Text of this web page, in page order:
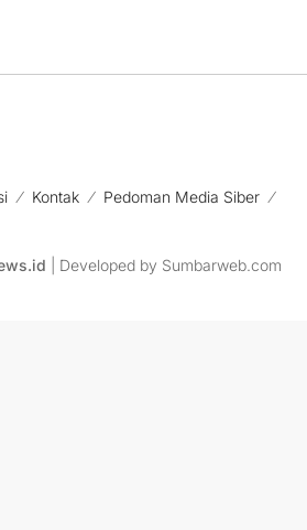
Kontak
Pedoman Media Siber
| Developed by Sumbarweb.com